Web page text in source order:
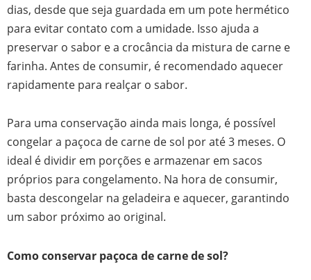
dias, desde que seja guardada em um pote hermético
para evitar contato com a umidade. Isso ajuda a
preservar o sabor e a crocância da mistura de carne e
farinha. Antes de consumir, é recomendado aquecer
rapidamente para realçar o sabor.
Para uma conservação ainda mais longa, é possível
congelar a paçoca de carne de sol por até 3 meses. O
ideal é dividir em porções e armazenar em sacos
próprios para congelamento. Na hora de consumir,
basta descongelar na geladeira e aquecer, garantindo
um sabor próximo ao original.
Como conservar paçoca de carne de sol?